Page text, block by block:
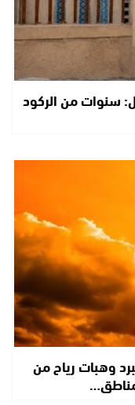
سنوات من الركود
وهبات رياح من
مناطق…